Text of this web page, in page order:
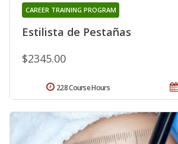
Estilista de Pestañas
CAREER TRAINING PROGRAM
$2345.00
228 Course Hours